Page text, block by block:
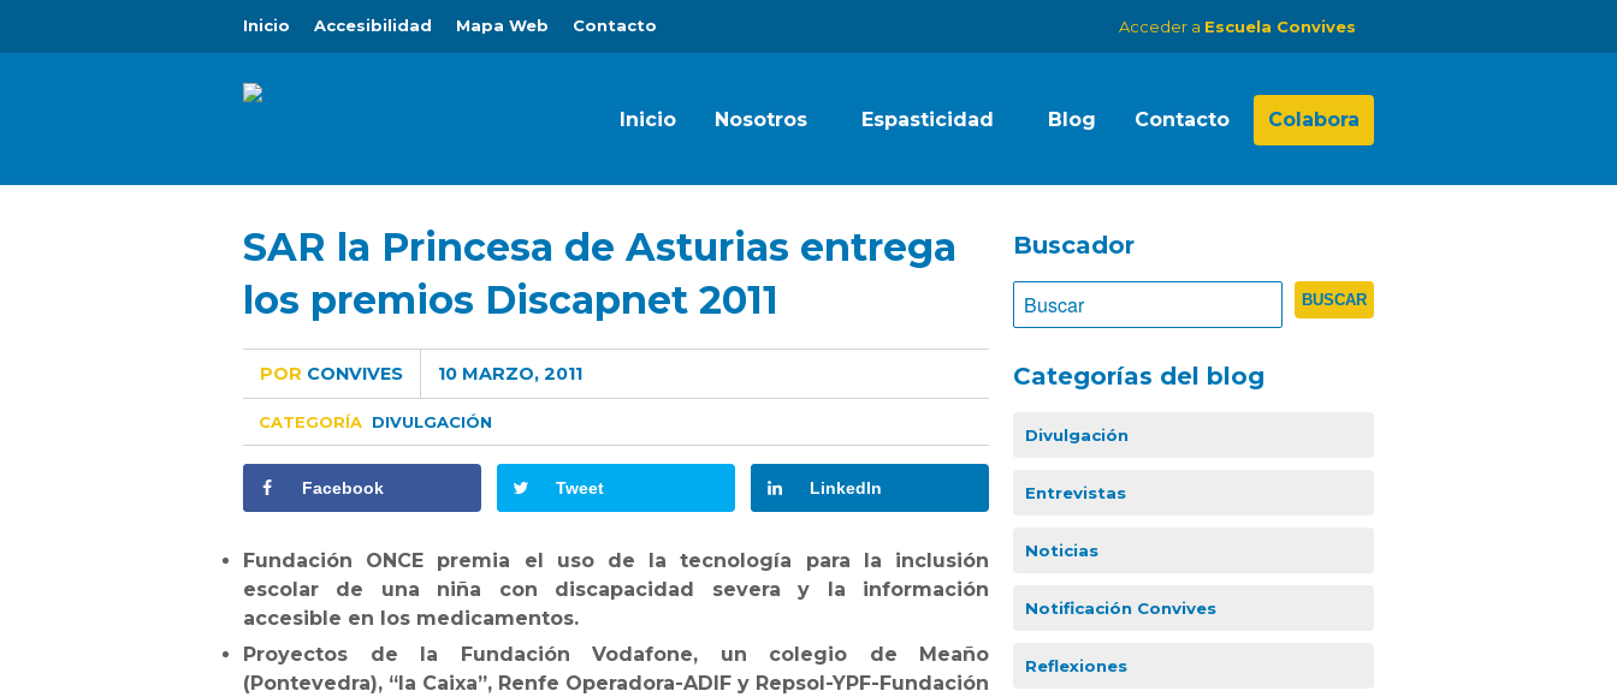
Inicio Accesibilidad Mapa Web Contacto Acceder a Escuela Convives
Inicio Nosotros Espasticidad Blog Contacto Colabora
SAR la Princesa de Asturias entrega
los premios Discapnet 2011
POR CONVIVES 10 MARZO, 2011
CATEGORÍA DIVULGACIÓN
Facebook Tweet LinkedIn
Fundación ONCE premia el uso de la tecnología para la inclusión
escolar de una niña con discapacidad severa y la información
accesible en los medicamentos.
Proyectos de la Fundación Vodafone, un colegio de Meaño
(Pontevedra), “la Caixa”, Renfe Operadora-ADIF y Repsol-YPF-Fundación
Buscador
Categorías del blog
Divulgación
Entrevistas
Noticias
Notificación Convives
Reflexiones